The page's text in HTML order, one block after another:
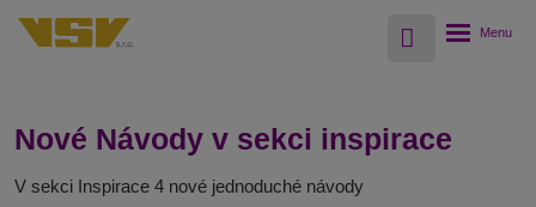
Vyhledávání
Rozbalení
Nové Návody v sekci inspirace
V sekci Inspirace 4 nové jednoduché návody